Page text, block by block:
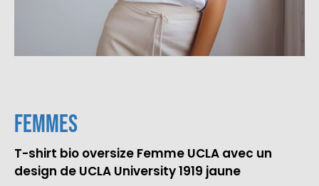
Femmes
T-shirt bio oversize Femme UCLA avec un
design de UCLA University 1919 jaune